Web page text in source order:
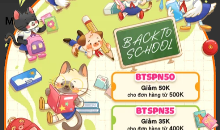
Mô tả sản phẩm
Trong công việc và cuộc sống, con người có rất nhiều loại thói
quen, thói quen tốt và thói quen xấu. Cả hai loại thói quen này đều
có ảnh hưởng vô cùng lớn tới chất lượng cuộc sống của chúng ta.
Vậy thì làm thế nào để có thể nhanh chóng loại bỏ thói quen xấu và
hình thành thói quen tốt, giúp cuộc sống và công việc ngày càng
tuyệt vời hơn? “Khả năng hình thành thói quen - Tạo lập thói quen
mới chỉ sau 3 tuần” chính là cuốn cẩm nang bạn đang cần.